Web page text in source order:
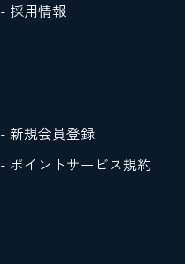
- 採用情報
- 新規会員登録
- ポイントサービス規約